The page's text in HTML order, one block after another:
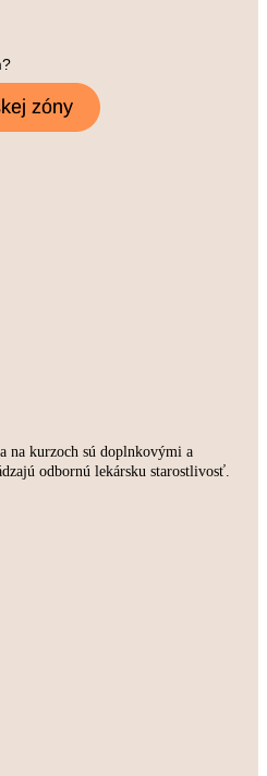
na kurzoch sú doplnkovými a
odbornú lekársku starostlivosť.